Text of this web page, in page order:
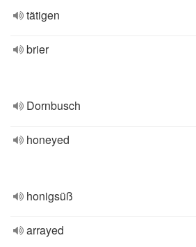
tätigen
brier
Dornbusch
honeyed
honigsüß
arrayed